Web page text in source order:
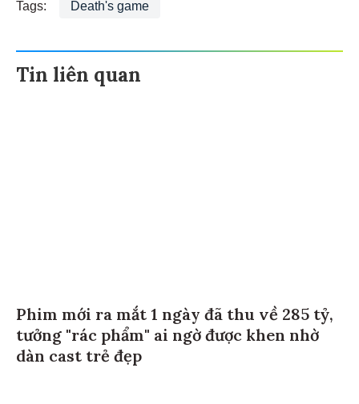
Tags: Death's game
Tin liên quan
Phim mới ra mắt 1 ngày đã thu về 285 tỷ,
tưởng "rác phẩm" ai ngờ được khen nhờ
dàn cast trẻ đẹp